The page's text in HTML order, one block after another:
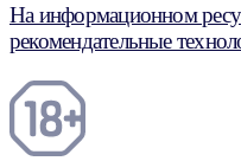
На информационном
рекомендательные